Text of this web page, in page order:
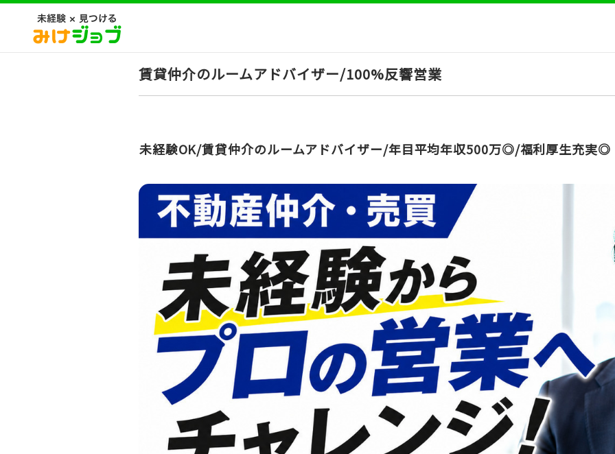
賃貸仲介のルームアドバイザー/100%反響営業
未経験OK/賃貸仲介のルームアドバイザー/年目平均年収500万◎/福利厚生充実◎